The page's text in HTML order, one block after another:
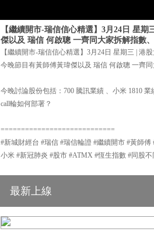
【繼續開市-瑞信信心精選】3月24日 星
傑以及 瑞信 何啟聰 一齊同大家拆解指數
【繼續開市-瑞信信心精選】3月24日 星期三 | 港
今晚節目有黃師傅黃瑋傑以及 瑞信 何啟聰 一齊
今晚討論股份包括：700 騰訊業績 、小米 1810
call輪如何部署？
============================
#新城財經台 #瑞信 #瑞信輪證 #繼續開市 #黃師
小米 #新冠肺炎 #股市 #ATMX #恆生指數 #同股
最新上線